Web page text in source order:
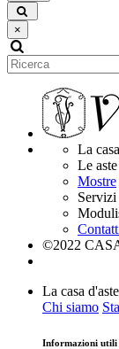
×
La
Le aste
Mostre
Servizi
©2022
La casa d'aste
Chi siamo
Informazioni utili